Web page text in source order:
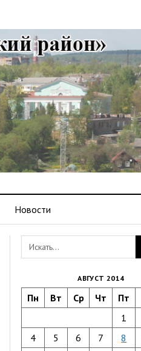
Новости
АВГУСТ 2014
Пн Вт Ср Чт Пт
1
4
5 6 7 8